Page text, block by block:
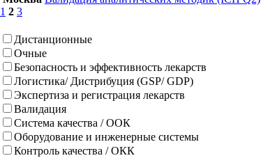
1 2 3
Дистанционные
Очные
Безопасность и эффективность лекарств
Логистика/ Дистрибуция (GSP/ GDP)
Экспертиза и регистрация лекарств
Валидация
Система качества / ООК
Оборудование и инженерные системы
Контроль качества / ОКК